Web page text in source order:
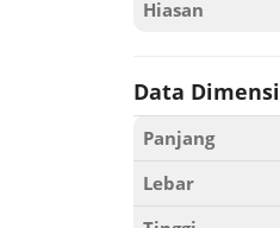
Hiasan
Data Dimensi
Panjang
Lebar